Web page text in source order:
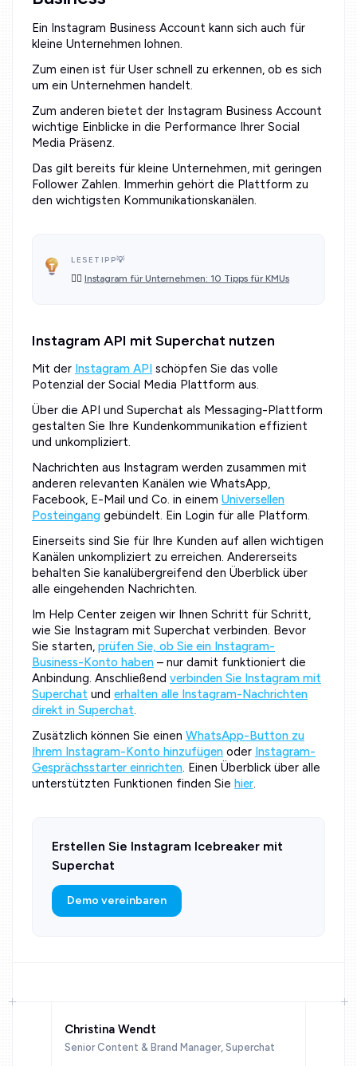
Ein Instagram Business Account kann sich auch für
kleine Unternehmen lohnen.
Zum einen ist für User schnell zu erkennen, ob es sich
um ein Unternehmen handelt.
Zum anderen bietet der Instagram Business Account
wichtige Einblicke in die Performance Ihrer Social
Media Präsenz.
Das gilt bereits für kleine Unternehmen, mit geringen
Follower Zahlen. Immerhin gehört die Plattform zu
den wichtigsten Kommunikationskanälen.
LESETIPP💡
👉🏻 Instagram für Unternehmen: 10 Tipps für KMUs
Instagram API mit Superchat nutzen
Mit der Instagram API schöpfen Sie das volle
Potenzial der Social Media Plattform aus.
Über die API und Superchat als Messaging-Plattform
gestalten Sie Ihre Kundenkommunikation effizient
und unkompliziert.
Nachrichten aus Instagram werden zusammen mit
anderen relevanten Kanälen wie WhatsApp,
Facebook, E-Mail und Co. in einem Universellen
Posteingang gebündelt. Ein Login für alle Platform.
Einerseits sind Sie für Ihre Kunden auf allen wichtigen
Kanälen unkompliziert zu erreichen. Andererseits
behalten Sie kanalübergreifend den Überblick über
alle eingehenden Nachrichten.
Im Help Center zeigen wir Ihnen Schritt für Schritt,
wie Sie Instagram mit Superchat verbinden. Bevor
Sie starten, prüfen Sie, ob Sie ein Instagram-
Business-Konto haben – nur damit funktioniert die
Anbindung. Anschließend verbinden Sie Instagram mit
Superchat und erhalten alle Instagram-Nachrichten
direkt in Superchat.
Zusätzlich können Sie einen WhatsApp-Button zu
Ihrem Instagram-Konto hinzufügen oder Instagram-
Gesprächsstarter einrichten. Einen Überblick über alle
unterstützten Funktionen finden Sie hier.
Erstellen Sie Instagram Icebreaker mit
Superchat
Demo vereinbaren
Christina Wendt
Senior Content & Brand Manager, Superchat